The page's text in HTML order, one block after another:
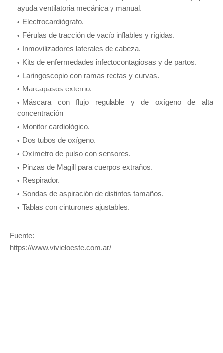
ayuda ventilatoria mecánica y manual.
Electrocardiógrafo.
Férulas de tracción de vacío inflables y rígidas.
Inmovilizadores laterales de cabeza.
Kits de enfermedades infectocontagiosas y de partos.
Laringoscopio con ramas rectas y curvas.
Marcapasos externo.
Máscara con flujo regulable y de oxígeno de alta
concentración
Monitor cardiológico.
Dos tubos de oxígeno.
Oxímetro de pulso con sensores.
Pinzas de Magill para cuerpos extraños.
Respirador.
Sondas de aspiración de distintos tamaños.
Tablas con cinturones ajustables.
Fuente:
https://www.vivieloeste.com.ar/